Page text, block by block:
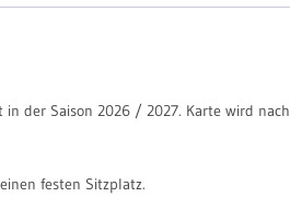
in der Saison 2026 / 2027. Karte wird nach
festen Sitzplatz.